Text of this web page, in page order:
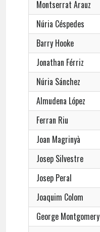
Montserrat Arauz
Núria Céspedes
Barry Hooke
Jonathan Férriz
Núria Sánchez
Almudena López
Ferran Riu
Joan Magrinyà
Josep Silvestre
Josep Peral
Joaquim Colom
George Montgomery